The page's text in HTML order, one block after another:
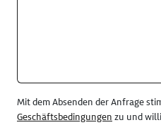
Mit dem Absenden der Anfrage
Geschäftsbedingungen zu und